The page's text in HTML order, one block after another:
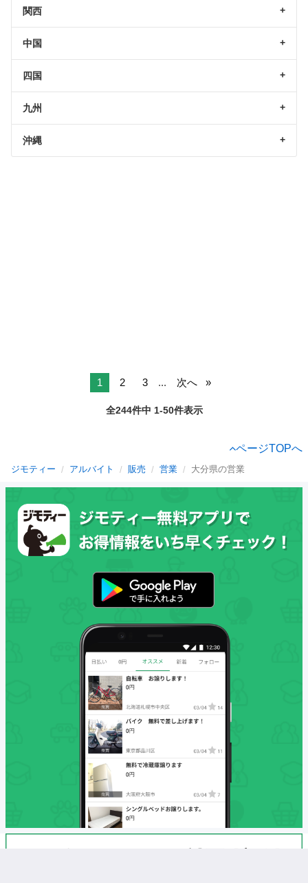
関西
中国
四国
九州
沖縄
1 2 3 ... 次へ
全244件中 1-50件表示
ページTOPへ
ジモティー アルバイト 販売 営業 大分県の営業